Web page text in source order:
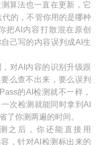
算法也一直在更新，它
的，不管你用的是哪种
把AI内容打散混在原创
己写的内容误判成AI生
对AI内容的识别升级跟
么查不出来，要么误判
的AI检测就不一样，
次检测就能同时拿到AI
了你测两遍的时间。
之后，你还能直接用
，针对AI检测标出来的